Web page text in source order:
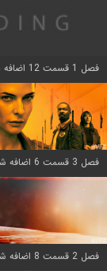
فصل 1 قسمت 12 اضافه شد
فصل 3 قسمت 6 اضافه شد
فصل 2 قسمت 8 اضافه شد